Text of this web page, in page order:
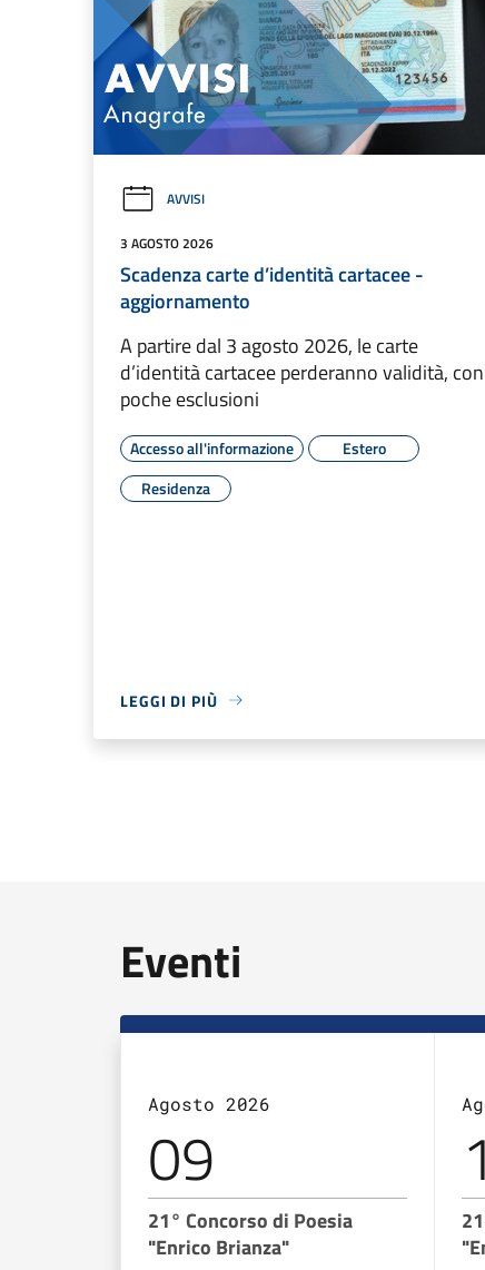
AVVISI
3 AGOSTO 2026
Scadenza carte d’identità cartacee -
aggiornamento
A partire dal 3 agosto 2026, le carte
d’identità cartacee perderanno validità, con
poche esclusioni
Accesso all'informazione
Estero
Residenza
LEGGI DI PIÙ
Eventi
Agosto 2026
09
21° Concorso di Poesia
"Enrico Brianza"